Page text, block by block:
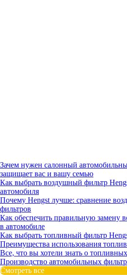
Зачем нужен салонный
защищает вас и вашу семью
Как выбрать воздушный фильтр
автомобиля
Почему Hengst лучше: сравнение
фильтров
Как обеспечить правильную замену
в автомобиле
Как выбрать топливный фильтр
Преимущества использования
Все, что вы хотели знать о
Производство автомобильных
Смотреть все